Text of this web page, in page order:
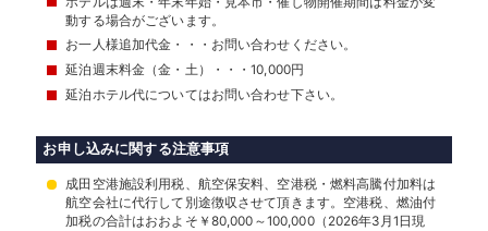
動する場合がございます。
お一人様追加代金・・・お問い合わせください。
延泊週末料金（金・土）・・・10,000円
延泊ホテル代についてはお問い合わせ下さい。
お申し込みに関する注意事項
成田空港施設利用税、航空保安料、空港税・燃料高騰付加料は
航空会社に代行して別途徴収させて頂きます。空港税、燃油付
加税の合計はおおよそ￥80,000～100,000（2026年3月1日現